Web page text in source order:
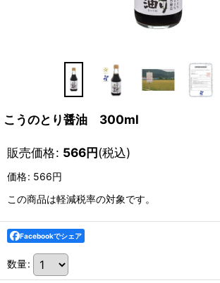
こうのとり醤油 300ml
販売価格: 566円(税込)
価格: 566円
この商品は軽減税率の対象です。
Facebookでシェア
数量: